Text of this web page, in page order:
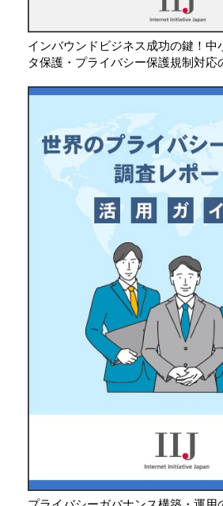
インバウンドビジネス成功の鍵！中
タ保護・プライバシー保護規制対応